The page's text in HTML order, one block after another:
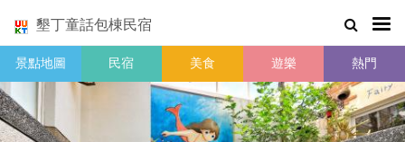
墾丁童話包棟民宿
景點地圖 民宿 美食 遊樂 熱門